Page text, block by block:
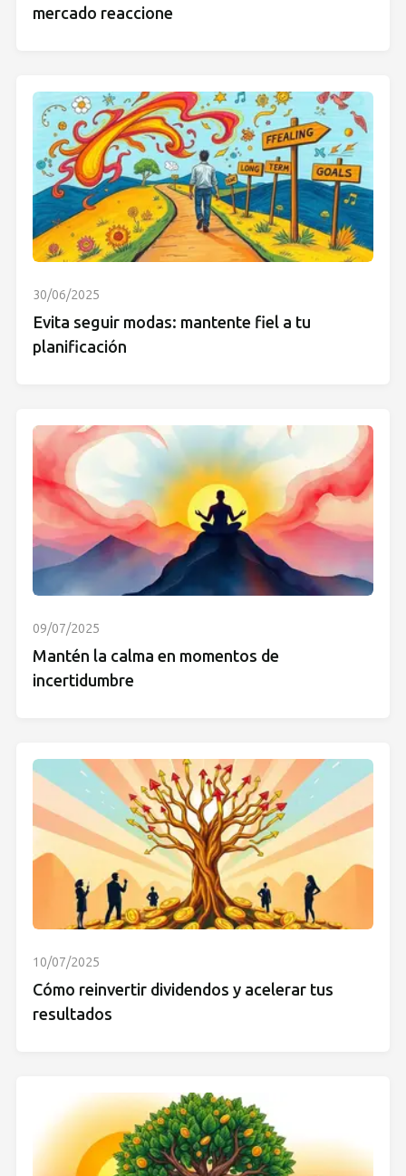
mercado reaccione
30/06/2025
Evita seguir modas: mantente fiel a tu
planificación
09/07/2025
Mantén la calma en momentos de
incertidumbre
10/07/2025
Cómo reinvertir dividendos y acelerar tus
resultados